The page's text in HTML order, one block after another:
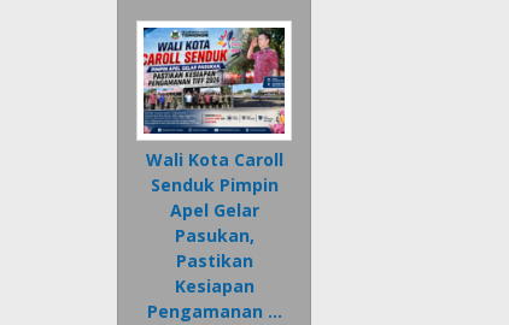
Wali Kota Caroll
Senduk Pimpin
Apel Gelar
Pasukan,
Pastikan
Kesiapan
Pengamanan …